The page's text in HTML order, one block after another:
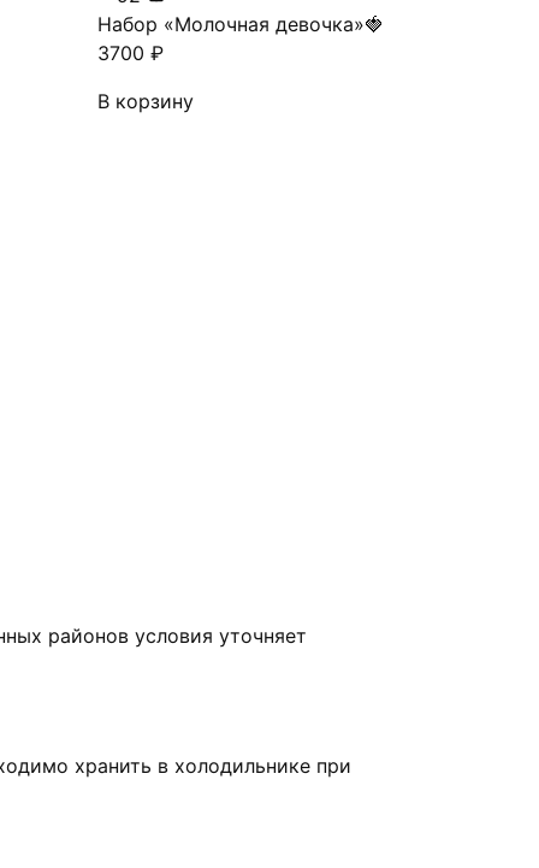
Набор «Молочная девочка»🍓
3700₽
В корзину
районов условия уточняет
хранить в холодильнике при